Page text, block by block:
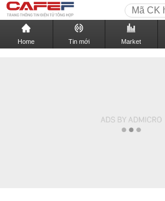
Home Tin mới Market